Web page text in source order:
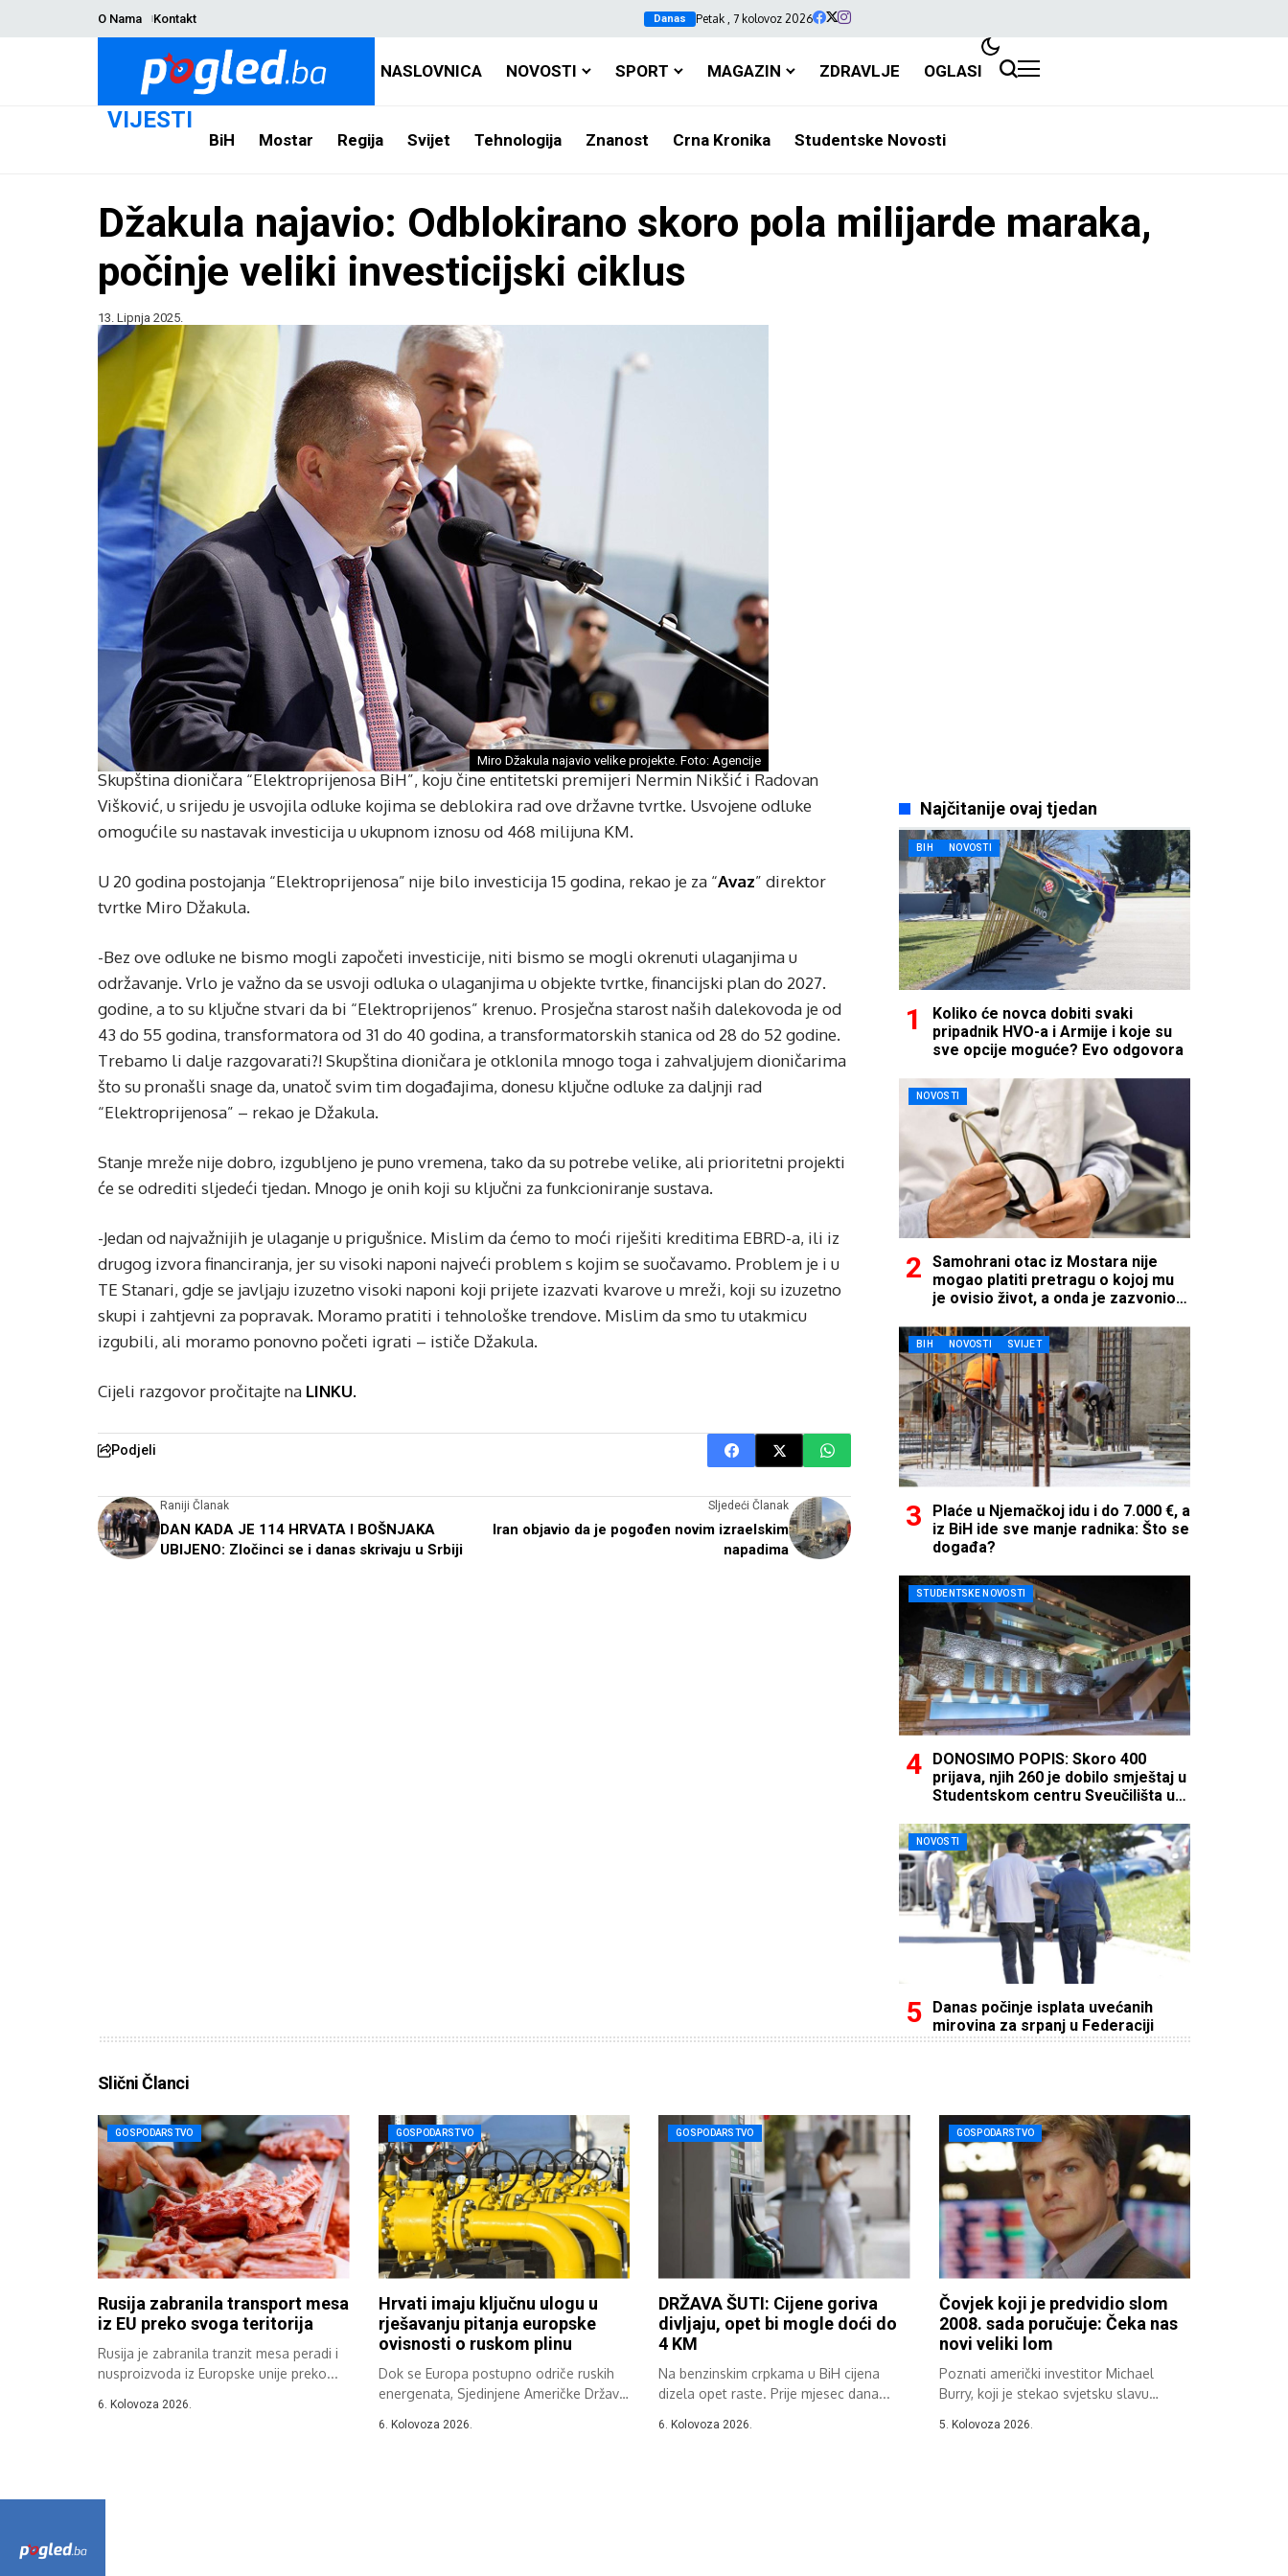
O Nama Kontakt Danas Petak , 7 kolovoz 2026
NASLOVNICA NOVOSTI SPORT MAGAZIN ZDRAVLJE OGLASI
VIJESTI
BiH Mostar Regija Svijet Tehnologija Znanost Crna Kronika Studentske Novosti
Džakula najavio: Odblokirano skoro pola milijarde maraka,
počinje veliki investicijski ciklus
13. Lipnja 2025.
Miro Džakula najavio velike projekte. Foto: Agencije
Skupština dioničara “Elektroprijenosa BiH”, koju čine entitetski premijeri Nermin Nikšić i Radovan
Višković, u srijedu je usvojila odluke kojima se deblokira rad ove državne tvrtke. Usvojene odluke
omogućile su nastavak investicija u ukupnom iznosu od 468 milijuna KM.
U 20 godina postojanja “Elektroprijenosa” nije bilo investicija 15 godina, rekao je za “Avaz” direktor
tvrtke Miro Džakula.
-Bez ove odluke ne bismo mogli započeti investicije, niti bismo se mogli okrenuti ulaganjima u
održavanje. Vrlo je važno da se usvoji odluka o ulaganjima u objekte tvrtke, financijski plan do 2027.
godine, a to su ključne stvari da bi “Elektroprijenos” krenuo. Prosječna starost naših dalekovoda je od
43 do 55 godina, transformatora od 31 do 40 godina, a transformatorskih stanica od 28 do 52 godine.
Trebamo li dalje razgovarati?! Skupština dioničara je otklonila mnogo toga i zahvaljujem dioničarima
što su pronašli snage da, unatoč svim tim događajima, donesu ključne odluke za daljnji rad
“Elektroprijenosa” – rekao je Džakula.
Stanje mreže nije dobro, izgubljeno je puno vremena, tako da su potrebe velike, ali prioritetni projekti
će se odrediti sljedeći tjedan. Mnogo je onih koji su ključni za funkcioniranje sustava.
-Jedan od najvažnijih je ulaganje u prigušnice. Mislim da ćemo to moći riješiti kreditima EBRD-a, ili iz
drugog izvora financiranja, jer su visoki naponi najveći problem s kojim se suočavamo. Problem je i u
TE Stanari, gdje se javljaju izuzetno visoki naponi koji prijete izazvati kvarove u mreži, koji su izuzetno
skupi i zahtjevni za popravak. Moramo pratiti i tehnološke trendove. Mislim da smo tu utakmicu
izgubili, ali moramo ponovno početi igrati – ističe Džakula.
Cijeli razgovor pročitajte na LINKU.
Podjeli
Raniji Članak
DAN KADA JE 114 HRVATA I BOŠNJAKA
UBIJENO: Zločinci se i danas skrivaju u Srbiji
Sljedeći Članak
Iran objavio da je pogođen novim izraelskim
napadima
Najčitanije ovaj tjedan
BIH NOVOSTI
Koliko će novca dobiti svaki
pripadnik HVO-a i Armije i koje su
sve opcije moguće? Evo odgovora
NOVOSTI
Samohrani otac iz Mostara nije
mogao platiti pretragu o kojoj mu
je ovisio život, a onda je zazvonio
BIH NOVOSTI SVIJET
Plaće u Njemačkoj idu i do 7.000 €, a
iz BiH ide sve manje radnika: Što se
događa?
STUDENTSKE NOVOSTI
DONOSIMO POPIS: Skoro 400
prijava, njih 260 je dobilo smještaj u
Studentskom centru Sveučilišta u
NOVOSTI
Danas počinje isplata uvećanih
mirovina za srpanj u Federaciji
Slični Članci
GOSPODARSTVO
Rusija zabranila transport mesa
iz EU preko svoga teritorija
Rusija je zabranila tranzit mesa peradi i
nusproizvoda iz Europske unije preko...
6. Kolovoza 2026.
GOSPODARSTVO
Hrvati imaju ključnu ulogu u
rješavanju pitanja europske
ovisnosti o ruskom plinu
Dok se Europa postupno odriče ruskih
energenata, Sjedinjene Američke Države
6. Kolovoza 2026.
GOSPODARSTVO
DRŽAVA ŠUTI: Cijene goriva
divljaju, opet bi mogle doći do
4 KM
Na benzinskim crpkama u BiH cijena
dizela opet raste. Prije mjesec dana...
6. Kolovoza 2026.
GOSPODARSTVO
Čovjek koji je predvidio slom
2008. sada poručuje: Čeka nas
novi veliki lom
Poznati američki investitor Michael
Burry, koji je stekao svjetsku slavu
5. Kolovoza 2026.